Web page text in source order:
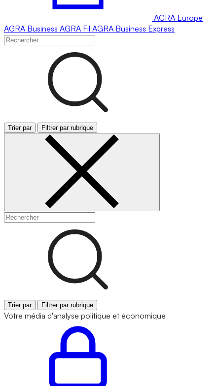
AGRA Europe
AGRA Business AGRA Fil AGRA Business Express
Trier par Filtrer par rubrique
Trier par Filtrer par rubrique
Votre média d'analyse politique et économique